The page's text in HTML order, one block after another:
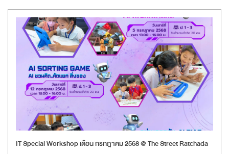
IT Special Workshop เดือน กรกฎาคม 2568 @ The Street Ratchada